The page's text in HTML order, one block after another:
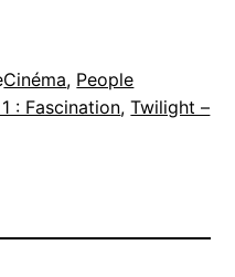
Cinéma, People
: Fascination, Twilight –